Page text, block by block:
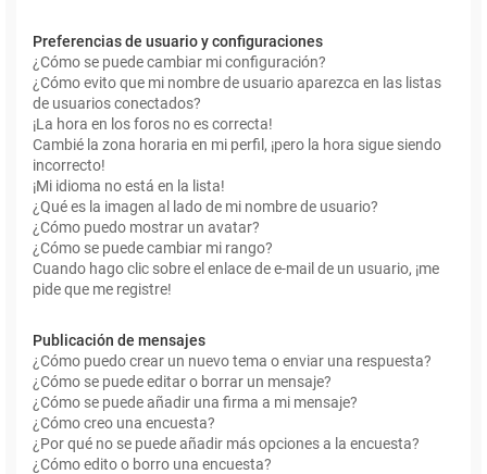
Preferencias de usuario y configuraciones
¿Cómo se puede cambiar mi configuración?
¿Cómo evito que mi nombre de usuario aparezca en las listas
de usuarios conectados?
¡La hora en los foros no es correcta!
Cambié la zona horaria en mi perfil, ¡pero la hora sigue siendo
incorrecto!
¡Mi idioma no está en la lista!
¿Qué es la imagen al lado de mi nombre de usuario?
¿Cómo puedo mostrar un avatar?
¿Cómo se puede cambiar mi rango?
Cuando hago clic sobre el enlace de e-mail de un usuario, ¡me
pide que me registre!
Publicación de mensajes
¿Cómo puedo crear un nuevo tema o enviar una respuesta?
¿Cómo se puede editar o borrar un mensaje?
¿Cómo se puede añadir una firma a mi mensaje?
¿Cómo creo una encuesta?
¿Por qué no se puede añadir más opciones a la encuesta?
¿Cómo edito o borro una encuesta?